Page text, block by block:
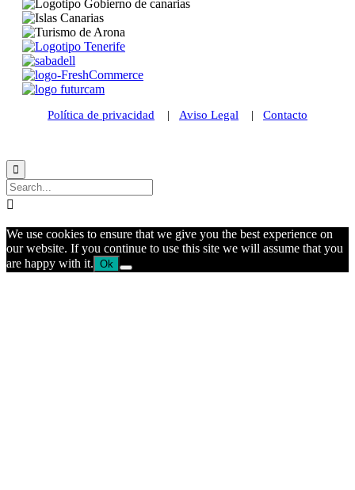
Política de privacidad | Aviso Legal | Contacto


We use cookies to ensure that we give you the best experience on
our website. If you continue to use this site we will assume that you
are happy with it. Ok